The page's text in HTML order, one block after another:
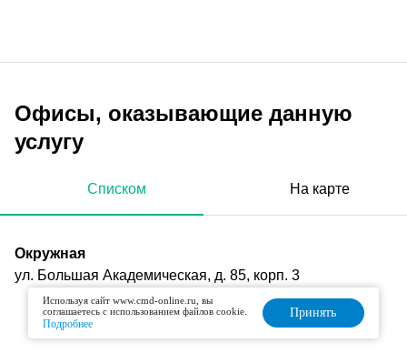
Офисы, оказывающие данную
услугу
Списком На карте
Окружная
ул. Большая Академическая, д. 85, корп. 3
Используя сайт www.cmd-online.ru, вы
соглашаетесь с использованием файлов cookie.
Подробнее
Принять